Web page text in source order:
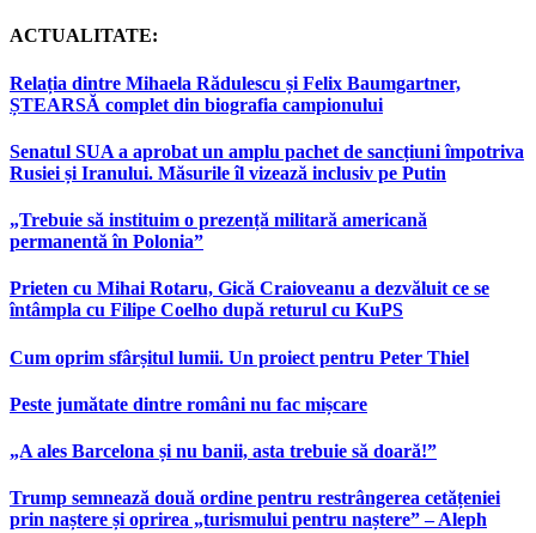
ACTUALITATE:
Relația dintre Mihaela Rădulescu și Felix Baumgartner,
ȘTEARSĂ complet din biografia campionului
Senatul SUA a aprobat un amplu pachet de sancțiuni împotriva
Rusiei și Iranului. Măsurile îl vizează inclusiv pe Putin
„Trebuie să instituim o prezență militară americană
permanentă în Polonia”
Prieten cu Mihai Rotaru, Gică Craioveanu a dezvăluit ce se
întâmpla cu Filipe Coelho după returul cu KuPS
Cum oprim sfârșitul lumii. Un proiect pentru Peter Thiel
Peste jumătate dintre români nu fac mișcare
„A ales Barcelona și nu banii, asta trebuie să doară!”
Trump semnează două ordine pentru restrângerea cetățeniei
prin naștere și oprirea „turismului pentru naștere” – Aleph